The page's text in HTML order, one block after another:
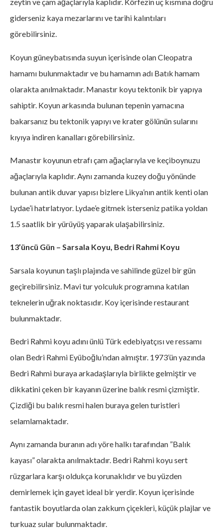
giderseniz kaya mezarlarını ve tarihi kalıntıları
görebilirsiniz.
Koyun güneybatısında suyun içerisinde olan Cleopatra
hamamı bulunmaktadır ve bu hamamın adı Batık hamam
olarakta anılmaktadır. Manastır koyu tektonik bir yapıya
sahiptir. Koyun arkasında bulunan tepenin yamacına
bakarsanız bu tektonik yapıyı ve krater gölünün sularını
kıyıya indiren kanalları görebilirsiniz.
Manastır koyunun etrafı çam ağaçlarıyla ve keçiboynuzu
ağaçlarıyla kaplıdır. Aynı zamanda kuzey doğu yönünde
bulunan antik duvar yapısı bizlere Likya’nın antik kenti olan
Lydae’i hatırlatıyor. Lydae’e gitmek isterseniz patika yoldan
1.5 saatlik bir yürüyüş yaparak ulaşabilirsiniz.
13’üncü Gün – Sarsala Koyu, Bedri Rahmi Koyu
Sarsala koyunun taşlı plajında ve sahilinde güzel bir gün
geçirebilirsiniz. Mavi tur yolculuk programına katılan
teknelerin uğrak noktasıdır. Koy içerisinde restaurant
bulunmaktadır.
Bedri Rahmi koyu adını ünlü Türk edebiyatçısı ve ressamı
olan Bedri Rahmi Eyüboğlu’ndan almıştır. 1973’ün yazında
Bedri Rahmi buraya arkadaşlarıyla birlikte gelmiştir ve
dikkatini çeken bir kayanın üzerine balık resmi çizmiştir.
Çizdiği bu balık resmi halen buraya gelen turistleri
selamlamaktadır.
Aynı zamanda buranın adı yöre halkı tarafından ”Balık
kayası” olarakta anılmaktadır. Bedri Rahmi koyu sert
rüzgarlara karşı oldukça korunaklıdır ve bu yüzden
demirlemek için gayet ideal bir yerdir. Koyun içerisinde
fantastik boyutlarda olan zakkum çiçekleri, küçük plajlar ve
turkuaz sular bulunmaktadır.